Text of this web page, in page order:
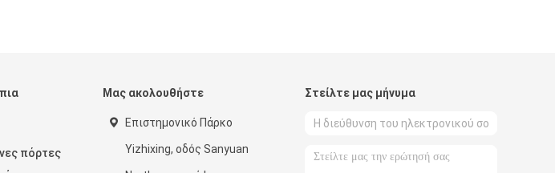
πόρτες
Μας ακολουθήστε
Επιστημονικό Πάρκο
Yizhixing, οδός Sanyuan
Στείλτε μας μήνυμα